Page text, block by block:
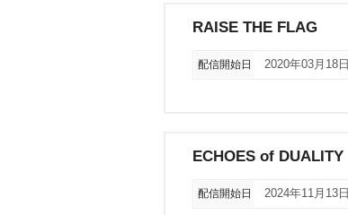
RAISE THE FLAG
配信開始日 2020年03月18日
ECHOES of DUALITY
配信開始日 2024年11月13日